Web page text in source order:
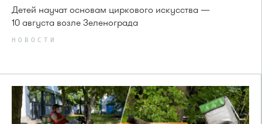
Детей научат основам циркового искусства —
10 августа возле Зеленограда
НОВОСТИ